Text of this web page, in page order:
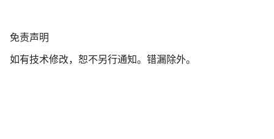
免
声
免责声明
如有技术修改，恕不另行通知。错漏除外。